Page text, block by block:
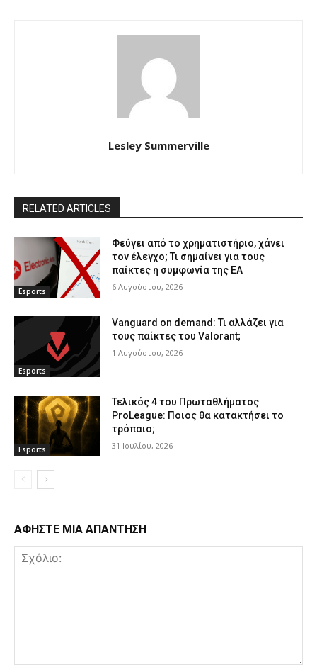
Lesley Summerville
RELATED ARTICLES
Esports
Φεύγει από το χρηματιστήριο, χάνει
τον έλεγχο; Τι σημαίνει για τους
παίκτες η συμφωνία της EA
6 Αυγούστου, 2026
Esports
Vanguard on demand: Τι αλλάζει για
τους παίκτες του Valorant;
1 Αυγούστου, 2026
Esports
Τελικός 4 του Πρωταθλήματος
ProLeague: Ποιος θα κατακτήσει το
τρόπαιο;
31 Ιουλίου, 2026
ΑΦΗΣΤΕ ΜΙΑ ΑΠΑΝΤΗΣΗ